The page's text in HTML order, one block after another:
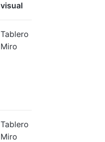
visual
Tablero
Miro
Tablero
Miro